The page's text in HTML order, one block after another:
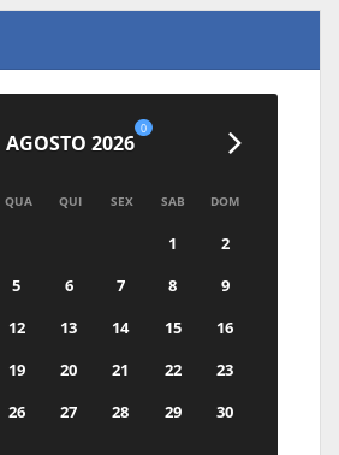
AGOSTO 2026
0
QUA QUI SEX SAB DOM
1
2
5 6 7 8
9
12 13 14 15
16
19 20 21 22
23
26 27 28 29
30